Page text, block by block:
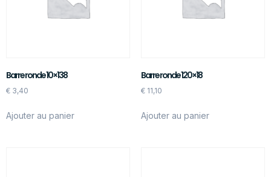
Barre ronde 10×138
€ 3,40
Ajouter au panier
Barre ronde 120×18
€11,10
Ajouter au panier